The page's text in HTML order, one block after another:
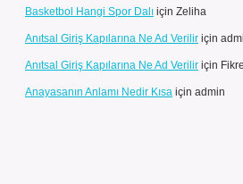
Basketbol Hangi Spor Dalı için Zeliha
Anıtsal Giriş Kapılarına Ne Ad Verilir için
Anıtsal Giriş Kapılarına Ne Ad Verilir için
Anayasanın Anlamı Nedir Kısa için admin